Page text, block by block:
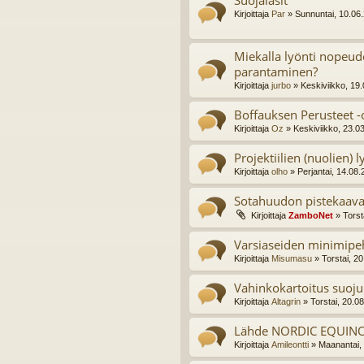
Kirjoittaja Par » Sunnuntai,
Miekalla lyönti
parantaminen?
Kirjoittaja jurbo » Keskiviikko,
Boffauksen Perusteet -
Kirjoittaja Oz » Keskiviikko,
Projektiilien (nuolien)
Kirjoittaja olho » Perjantai,
Sotahuudon
Kirjoittaja ZamboNet »
Varsiaseiden
Kirjoittaja Misumasu » Torstai,
Vahinkokartoitus
Kirjoittaja Altagrin » Torstai,
Lähde NORDIC
Kirjoittaja Amileontti »